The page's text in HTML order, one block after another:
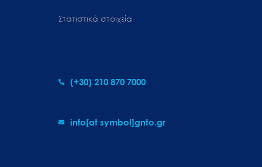
Στατιστικά στοιχεία
(+30) 210 870 7000
info[at symbol]gnto.gr